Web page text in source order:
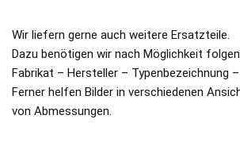
Wir liefern gerne auch weitere Ersatzteile.
Dazu benötigen wir nach Möglichkeit
Fabrikat – Hersteller – Typenbezeichnung –
Ferner helfen Bilder in verschiedenen
von Abmessungen.